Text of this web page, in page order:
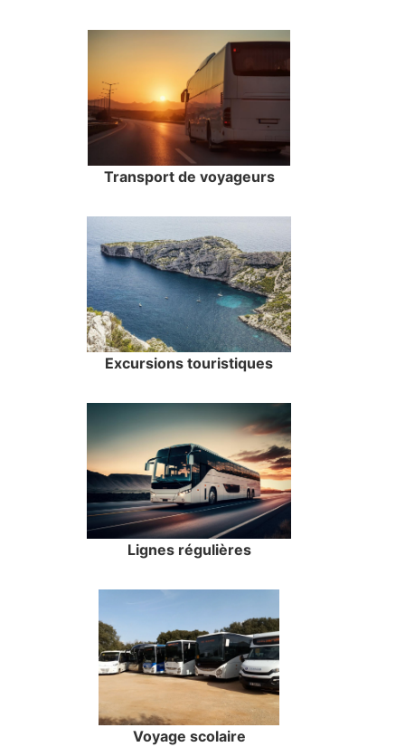
Transport de voyageurs
Excursions touristiques
Lignes régulières
Voyage scolaire